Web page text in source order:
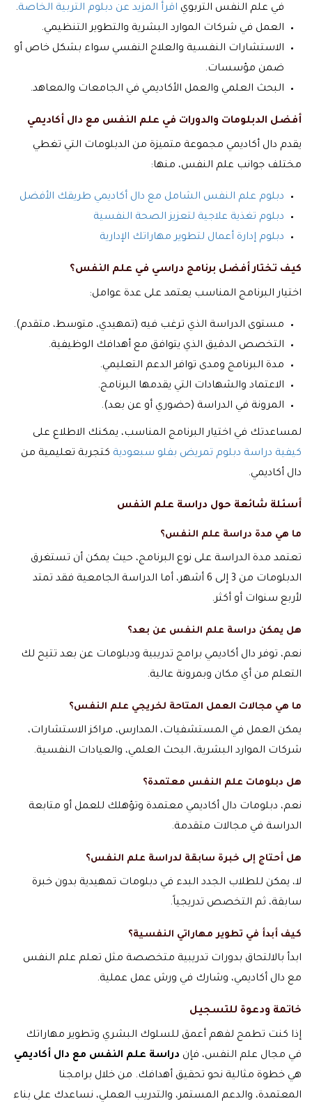
في علم النفس التربوي اقرأ المزيد عن دبلوم التربية الخاصة.
العمل في شركات الموارد البشرية والتطوير التنظيمي.
الاستشارات النفسية والعلاج النفسي سواء بشكل خاص أو
ضمن مؤسسات.
البحث العلمي والعمل الأكاديمي في الجامعات والمعاهد.
أفضل الدبلومات والدورات في علم النفس مع دال أكاديمي
يقدم دال أكاديمي مجموعة متميزة من الدبلومات التي تغطي
مختلف جوانب علم النفس، منها:
دبلوم علم النفس الشامل مع دال أكاديمي طريقك الأفضل
دبلوم تغذية علاجية لتعزيز الصحة النفسية
دبلوم إدارة أعمال لتطوير مهاراتك الإدارية
كيف تختار أفضل برنامج دراسي في علم النفس؟
اختيار البرنامج المناسب يعتمد على عدة عوامل:
مستوى الدراسة الذي ترغب فيه (تمهيدي، متوسط، متقدم).
التخصص الدقيق الذي يتوافق مع أهدافك الوظيفية.
مدة البرنامج ومدى توافر الدعم التعليمي.
الاعتماد والشهادات التي يقدمها البرنامج.
المرونة في الدراسة (حضوري أو عن بعد).
لمساعدتك في اختيار البرنامج المناسب، يمكنك الاطلاع على
كيفية دراسة دبلوم تمريض بفلو سبعودية كتجربة تعليمية من
دال أكاديمي.
أسئلة شائعة حول دراسة علم النفس
ما هي مدة دراسة علم النفس؟
تعتمد مدة الدراسة على نوع البرنامج، حيث يمكن أن تستغرق
الدبلومات من 3 إلى 6 أشهر، أما الدراسة الجامعية فقد تمتد
لأربع سنوات أو أكثر.
هل يمكن دراسة علم النفس عن بعد؟
نعم، توفر دال أكاديمي برامج تدريبية ودبلومات عن بعد تتيح لك
التعلم من أي مكان وبمرونة عالية.
ما هي مجالات العمل المتاحة لخريجي علم النفس؟
يمكن العمل في المستشفيات، المدارس، مراكز الاستشارات،
شركات الموارد البشرية، البحث العلمي، والعيادات النفسية.
هل دبلومات علم النفس معتمدة؟
نعم، دبلومات دال أكاديمي معتمدة وتؤهلك للعمل أو متابعة
الدراسة في مجالات متقدمة.
هل أحتاج إلى خبرة سابقة لدراسة علم النفس؟
لا، يمكن للطلاب الجدد البدء في دبلومات تمهيدية بدون خبرة
سابقة، ثم التخصص تدريجياً.
كيف أبدأ في تطوير مهاراتي النفسية؟
ابدأ بالالتحاق بدورات تدريبية متخصصة مثل تعلم علم النفس
مع دال أكاديمي، وشارك في ورش عمل عملية.
خاتمة ودعوة للتسجيل
إذا كنت تطمح لفهم أعمق للسلوك البشري وتطوير مهاراتك
في مجال علم النفس، فإن دراسة علم النفس مع دال أكاديمي
هي خطوة مثالية نحو تحقيق أهدافك. من خلال برامجنا
المعتمدة، والدعم المستمر، والتدريب العملي، نساعدك على بناء